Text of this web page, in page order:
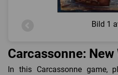
Bild 1
Carcassonne: New
In this Carcassonne game,